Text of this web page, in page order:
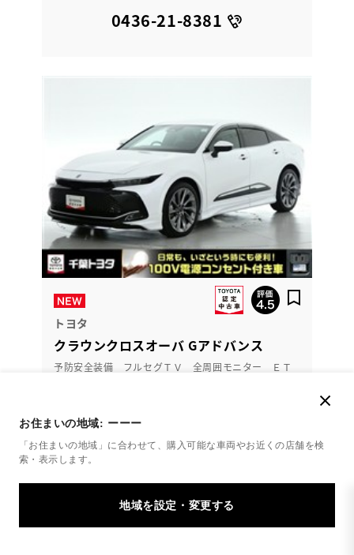
お住まいの地域: ーーー
「お住まいの地域」に合わせて、購入可能な車両やお近くの店舗を検
索・表示します。
0436-21-8381
トヨタ
クラウンクロスオーバ Gアドバンス
予防安全装備 フルセグＴＶ 全周囲モニター ＥＴ
支払総額 474.8 万円
※ 価格は展示店にて8月登録の場合 ※ 消費税10％込み
残価設定型プラン
月々38,100円